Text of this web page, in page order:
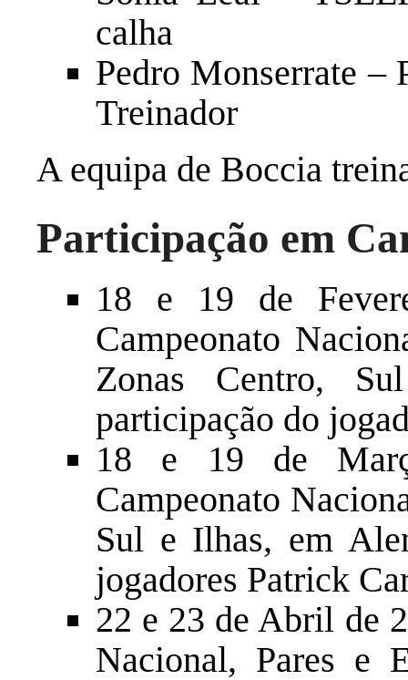
calha
Pedro Monserrate –
Treinador
A equipa de Boccia
Participação em
18 e 19 de
Campeonato
Zonas Centro,
participação do
18 e 19 de
Campeonato
Sul e Ilhas, em
jogadores Patrick
22 e 23 de Abril de
Nacional, Pares e